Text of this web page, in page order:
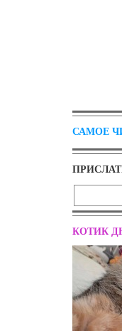
САМОЕ
КОТИК